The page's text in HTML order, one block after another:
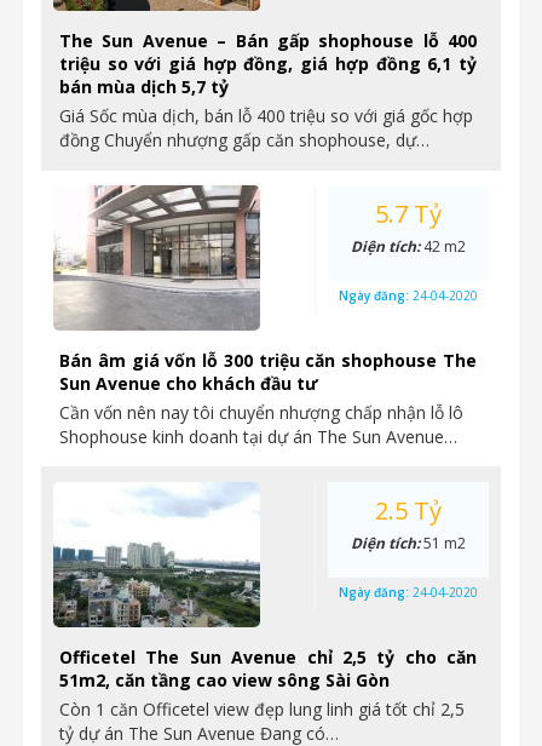
The Sun Avenue – Bán gấp shophouse lỗ 400
triệu so với giá hợp đồng, giá hợp đồng 6,1 tỷ
bán mùa dịch 5,7 tỷ
Giá Sốc mùa dịch, bán lỗ 400 triệu so với giá gốc hợp
đồng Chuyển nhượng gấp căn shophouse, dự…
Bán âm giá vốn lỗ 300 triệu căn shophouse The
Sun Avenue cho khách đầu tư
Cần vốn nên nay tôi chuyển nhượng chấp nhận lỗ lô
Shophouse kinh doanh tại dự án The Sun Avenue…
5.7 Tỷ
Diện tích:42 m2
Ngày đăng: 24-04-2020
Officetel The Sun Avenue chỉ 2,5 tỷ cho căn
51m2, căn tầng cao view sông Sài Gòn
Còn 1 căn Officetel view đẹp lung linh giá tốt chỉ 2,5
tỷ dự án The Sun Avenue Đang có…
2.5 Tỷ
Diện tích:51 m2
Ngày đăng: 24-04-2020